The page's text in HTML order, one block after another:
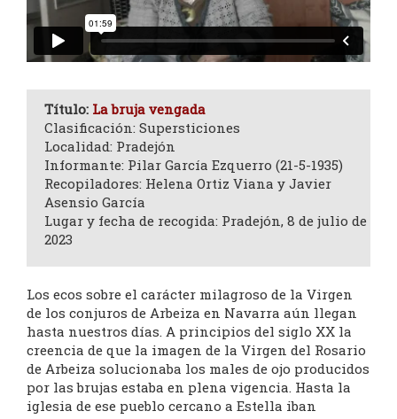
Título: La bruja vengada
Clasificación: Supersticiones
Localidad: Pradejón
Informante: Pilar García Ezquerro (21-5-1935)
Recopiladores: Helena Ortiz Viana y Javier
Asensio García
Lugar y fecha de recogida: Pradejón, 8 de julio de
2023
Los ecos sobre el carácter milagroso de la Virgen
de los conjuros de Arbeiza en Navarra aún llegan
hasta nuestros días. A principios del siglo XX la
creencia de que la imagen de la Virgen del Rosario
de Arbeiza solucionaba los males de ojo producidos
por las brujas estaba en plena vigencia. Hasta la
iglesia de ese pueblo cercano a Estella iban